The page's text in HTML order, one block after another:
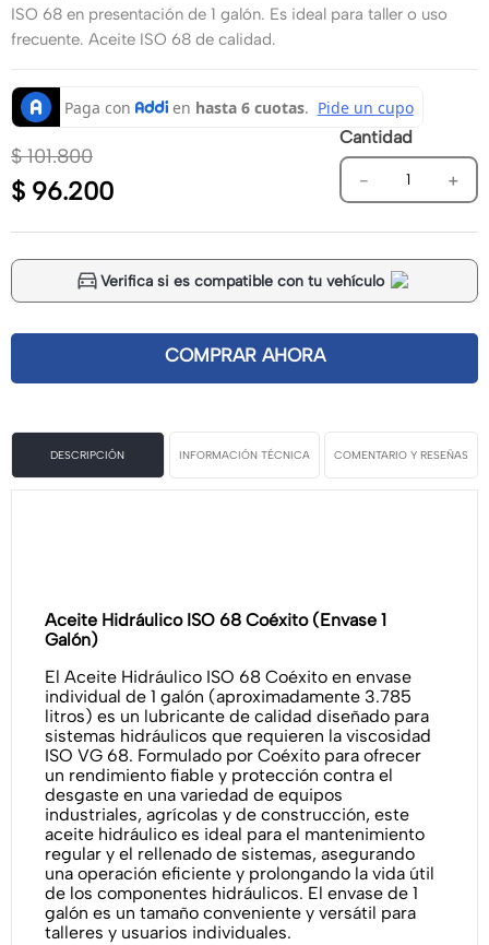
ISO 68 en presentación de 1 galón. Es ideal para taller o uso
frecuente. Aceite ISO 68 de calidad.
$ 101.800
$ 96.200
Cantidad
＋
－
Verifica si es compatible con tu vehículo
DESCRIPCIÓN INFORMACIÓN TÉCNICA COMENTARIO Y RESEÑAS
Aceite Hidráulico ISO 68 Coéxito (Envase 1
Galón)
El Aceite Hidráulico ISO 68 Coéxito en envase
individual de 1 galón (aproximadamente 3.785
litros) es un lubricante de calidad diseñado para
sistemas hidráulicos que requieren la viscosidad
ISO VG 68. Formulado por Coéxito para ofrecer
un rendimiento fiable y protección contra el
desgaste en una variedad de equipos
industriales, agrícolas y de construcción, este
aceite hidráulico es ideal para el mantenimiento
regular y el rellenado de sistemas, asegurando
una operación eficiente y prolongando la vida útil
de los componentes hidráulicos. El envase de 1
galón es un tamaño conveniente y versátil para
talleres y usuarios individuales.